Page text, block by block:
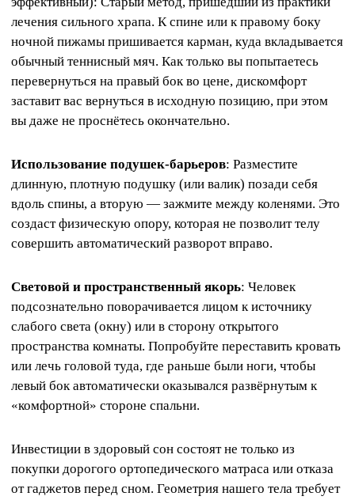
лечения сильного храпа. К спине или к правому боку
ночной пижамы пришивается карман, куда вкладывается
обычный теннисный мяч. Как только вы попытаетесь
перевернуться на правый бок во цене, дискомфорт
заставит вас вернуться в исходную позицию, при этом
вы даже не проснётесь окончательно.
Использование подушек-барьеров: Разместите
длинную, плотную подушку (или валик) позади себя
вдоль спины, а вторую — зажмите между коленями. Это
создаст физическую опору, которая не позволит телу
совершить автоматический разворот вправо.
Световой и пространственный якорь: Человек
подсознательно поворачивается лицом к источнику
слабого света (окну) или в сторону открытого
пространства комнаты. Попробуйте переставить кровать
или лечь головой туда, где раньше были ноги, чтобы
левый бок автоматически оказывался развёрнутым к
«комфортной» стороне спальни.
Инвестиции в здоровый сон состоят не только из
покупки дорогого ортопедического матраса или отказа
от гаджетов перед сном. Геометрия нашего тела требует